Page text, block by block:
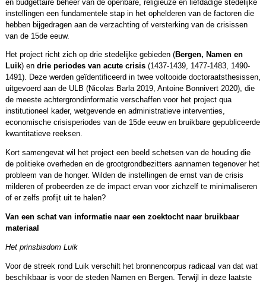
en budgettaire beheer van de openbare, religieuze en liefdadige stedelijke
instellingen een fundamentele stap in het ophelderen van de factoren die
hebben bijgedragen aan de verzachting of versterking van de crisissen
van de 15de eeuw.
Het project richt zich op drie stedelijke gebieden (Bergen, Namen en
Luik) en drie periodes van acute crisis(1437-1439, 1477-1483, 1490-
1491). Deze werden geïdentificeerd in twee voltooide doctoraatsthesissen,
uitgevoerd aan de ULB (Nicolas Barla 2019, Antoine Bonnivert 2020), die
de meeste achtergrondinformatie verschaffen voor het project qua
institutioneel kader, wetgevende en administratieve interventies,
economische crisisperiodes van de 15de eeuw en bruikbare gepubliceerde
kwantitatieve reeksen.
Kort samengevat wil het project een beeld schetsen van de houding die
de politieke overheden en de grootgrondbezitters aannamen tegenover het
probleem van de honger. Wilden de instellingen de ernst van de crisis
milderen of probeerden ze de impact ervan voor zichzelf te minimaliseren
of er zelfs profijt uit te halen?
Van een schat van informatie naar een zoektocht naar bruikbaar
materiaal
Het prinsbisdom Luik
Voor de streek rond Luik verschilt het bronnencorpus radicaal van dat wat
beschikbaar is voor de steden Namen en Bergen. Terwijl in deze laatste